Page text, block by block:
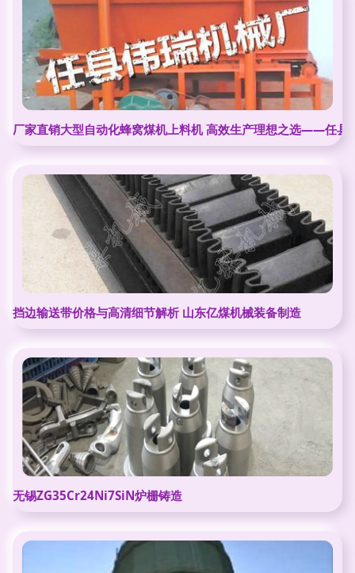
厂家直销大型自动化蜂窝煤机上料机 高效生产理想之选——任县
挡边输送带价格与高清细节解析 山东亿煤机械装备制造
无锡ZG35Cr24Ni7SiN炉栅铸造